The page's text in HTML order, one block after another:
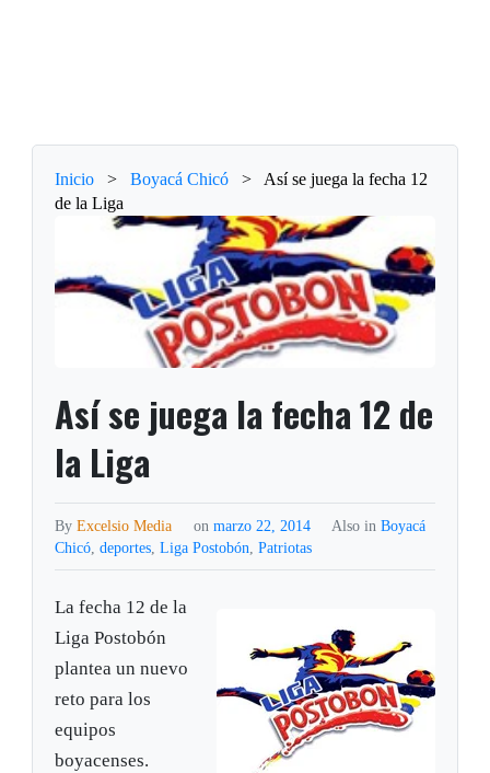
Inicio > Boyacá Chicó >
Así se juega la fecha 12
de la Liga
Así se juega la fecha 12 de
la Liga
ByExcelsio Media on marzo 22, 2014 Also in Boyacá
Chicó,deportes,Liga Postobón,Patriotas
La fecha 12 de la
Liga Postobón
plantea un nuevo
reto para los
equipos
boyacenses.